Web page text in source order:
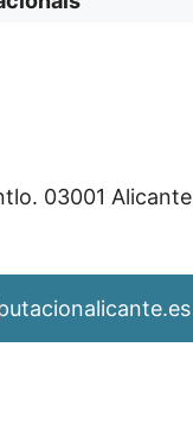
03001 Alicante